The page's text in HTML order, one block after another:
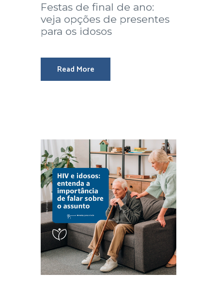
Festas de final de ano:
veja opções de presentes
para os idosos
Read More